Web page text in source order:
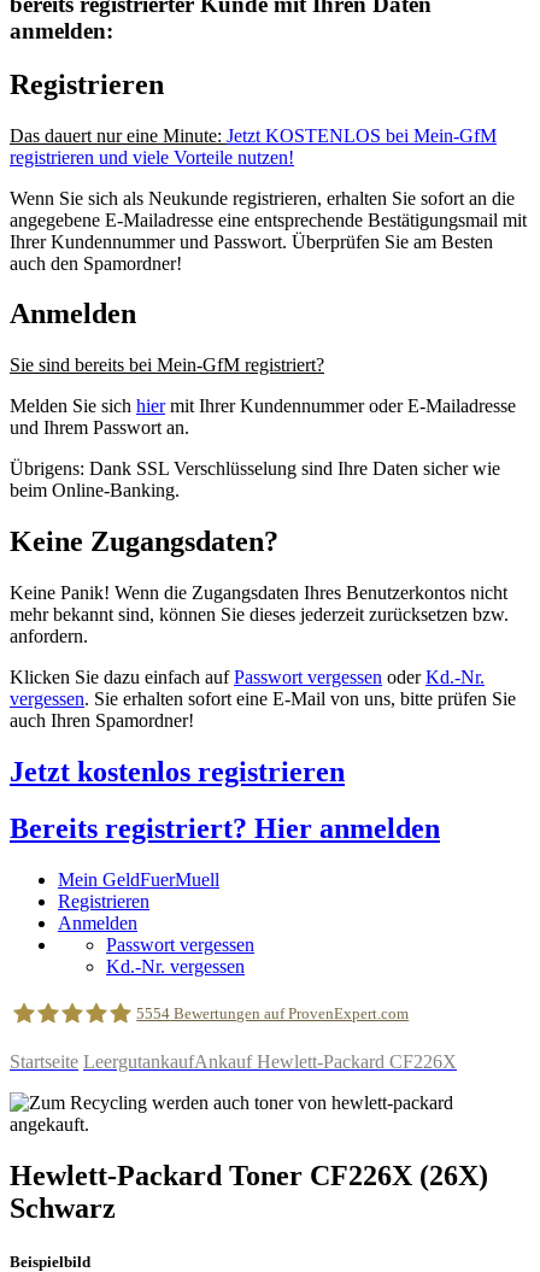
anmelden:
Registrieren
Das dauert nur eine Minute: Jetzt KOSTENLOS bei Mein-GfM
registrieren und viele Vorteile nutzen!
Wenn Sie sich als Neukunde registrieren, erhalten Sie sofort an die
angegebene E-Mailadresse eine entsprechende Bestätigungsmail mit
Ihrer Kundennummer und Passwort. Überprüfen Sie am Besten
auch den Spamordner!
Anmelden
Sie sind bereits bei Mein-GfM registriert?
Melden Sie sich hiermit Ihrer Kundennummer oder E-Mailadresse
und Ihrem Passwort an.
Übrigens: Dank SSL Verschlüsselung sind Ihre Daten sicher wie
beim Online-Banking.
Keine Zugangsdaten?
Keine Panik! Wenn die Zugangsdaten Ihres Benutzerkontos nicht
mehr bekannt sind, können Sie dieses jederzeit zurücksetzen bzw.
anfordern.
Klicken Sie dazu einfach aufPasswort vergessen oderKd.-Nr.
vergessen. Sie erhalten sofort eine E-Mail von uns, bitte prüfen Sie
auch Ihren Spamordner!
Jetzt kostenlos registrieren
Bereits registriert? Hier anmelden
Mein GeldFuerMuell
Registrieren
Anmelden
Passwort vergessen
Kd.-Nr. vergessen
5554 Bewertungen auf ProvenExpert.com
Startseite LeergutankaufAnkauf Hewlett-Packard CF226X
Hewlett-Packard Toner CF226X (26X)
Schwarz
Beispielbild